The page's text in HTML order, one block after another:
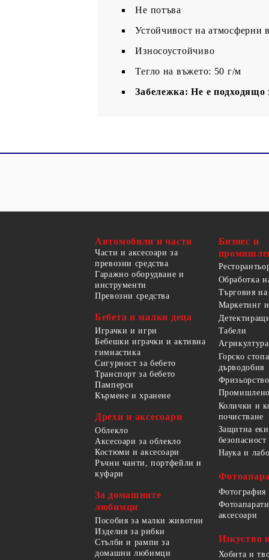
Не потъва
Устойчивост на атмосферни
Износоустойчиво
Тегло на въжето: 50 г/м
Забележка: Не е подходящо
Автомобили и части
Части и аксесоари за
превозни средства
Гаражно оборудване и
инструменти
Превозни средства
Бебета и малки деца
Играчки и игри
Бебешки играчки и активна
гимнастика
Сигурност за бебето
Транспорт за бебето
Памперси
Кърмене и хранене
Дрехи и аксесоари
Облекло
Аксесоари за облекло
Костюми и аксесоари
Ръчни чанти, портфейли и
куфари
За домашните
любимци
Пособия за малки животни
Изделия за рибки
Стълби и рампи за
домашни любимци
Бизнес и
Обработка
Търговия
Маркетинг
Табели
Агрикултура
Горско
дърводобив
Колички и
почистване
Защитна
Наука и
Фотография
аксесоари
Изкуство
Хобита и